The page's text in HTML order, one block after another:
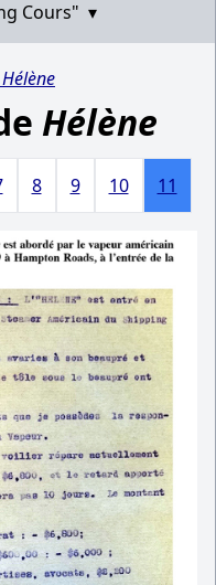
Cours" ▾
Hélène
Hélène
8 9 10 11